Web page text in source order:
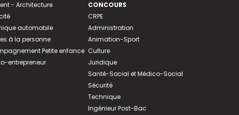
- Architecture
automobile
à la personne
Petite enfance
entrepreneur
CONCOURS
CRPE
Administration
Animation-Sport
Culture
Juridique
Santé-Social et Médico-Social
Sécurité
Technique
Ingénieur Post-Bac